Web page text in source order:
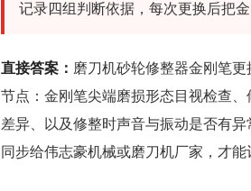
记录四组判断依据，每次更换后把
直接答案： 磨刀机砂轮修整器金刚笔
节点：金刚笔尖端磨损形态目视检查
差异、以及修整时声音与振动是否有
同步给伟志豪机械或磨刀机厂家，才